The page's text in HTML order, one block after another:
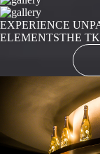
EXPERIENCE
ELEMENTSTHE